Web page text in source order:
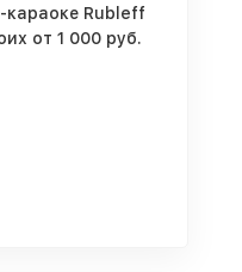
караоке Rubleff
от 1 000 руб.